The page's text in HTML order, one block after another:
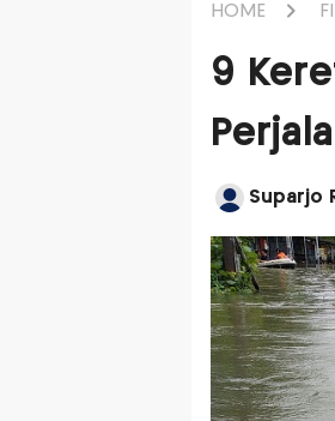
HOME
9
Suparjo